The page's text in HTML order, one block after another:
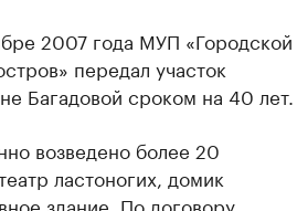
2007 года МУП «Городской
передал участок
Багадовой сроком на 40 лет.
возведено более 20
ластоногих, домик
здание. По договору